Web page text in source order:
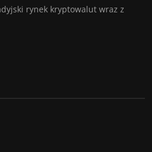
rynek kryptowalut wraz z